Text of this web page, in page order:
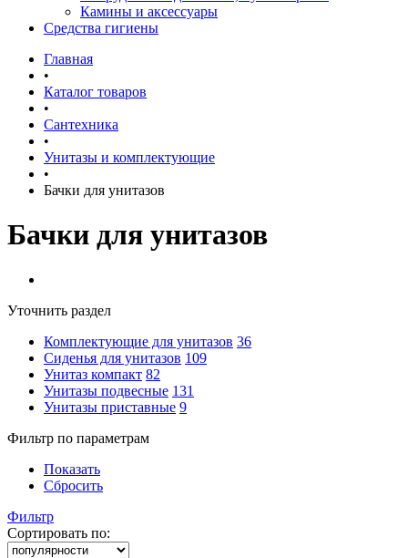
Камины и аксессуары
Средства гигиены
Главная
•
Каталог товаров
•
Сантехника
•
Унитазы и комплектующие
•
Бачки для унитазов
Бачки для унитазов
Уточнить раздел
Комплектующие для унитазов 36
Сиденья для унитазов 109
Унитаз компакт 82
Унитазы подвесные 131
Унитазы приставные 9
Фильтр по параметрам
Показать
Сбросить
Фильтр
Сортировать по: